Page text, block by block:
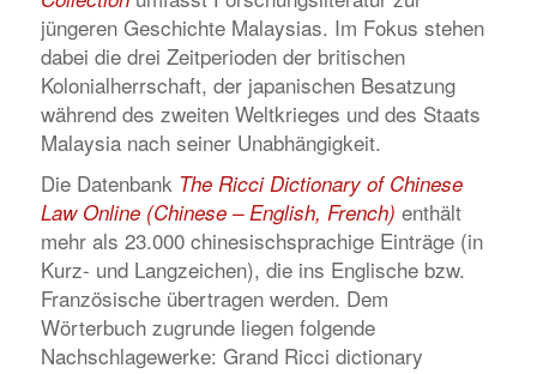
jüngeren Geschichte Malaysias. Im Fokus stehen
dabei die drei Zeitperioden der britischen
Kolonialherrschaft, der japanischen Besatzung
während des zweiten Weltkrieges und des Staats
Malaysia nach seiner Unabhängigkeit.
Die Datenbank The Ricci Dictionary of Chinese
Law Online (Chinese – English, French) enthält
mehr als 23.000 chinesischsprachige Einträge (in
Kurz- und Langzeichen), die ins Englische bzw.
Französische übertragen werden. Dem
Wörterbuch zugrunde liegen folgende
Nachschlagewerke: Grand Ricci dictionary